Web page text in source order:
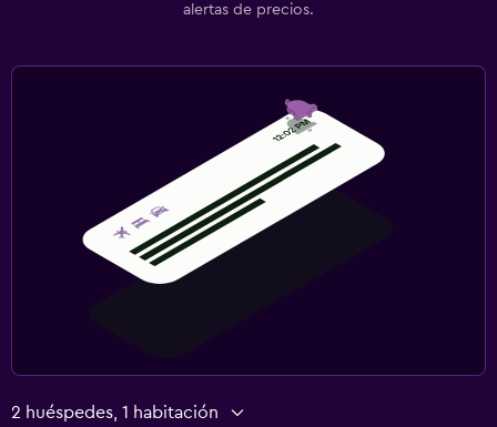
alertas de precios.
2 huéspedes, 1 habitación